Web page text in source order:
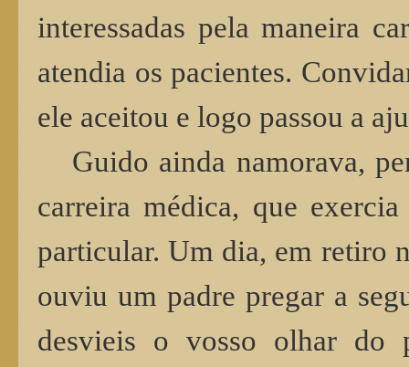
interessadas pela maneira
atendia os pacientes.
ele aceitou e logo passou a
Guido ainda namorava,
carreira médica, que
particular. Um dia, em retiro
ouviu um padre pregar a
desvieis o vosso olhar do